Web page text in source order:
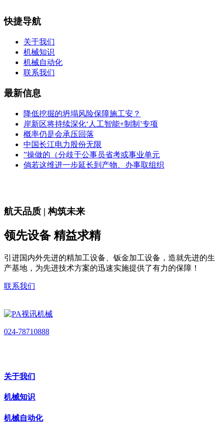
快捷导航
关于我们
机械知识
机械自动化
联系我们
最新信息
降低挖掘的坍塌风险保障施工安？
岸新区将持续深化‘人工智能+制制’专项
概率仍是会承压回落
中国长江电力股份无限
”操做的（分歧于公事员省考或事业单元
倘若这维进一步延长到产物、办事取组织
航天品质 | 构筑未来
领先设备 精益求精
引进国内外先进的精加工设备、钣金加工设备，造就先进的生
产基地，为先进技术方案的迅速实施提供了有力的保障！
联系我们
024-78710888
关于我们
机械知识
机械自动化